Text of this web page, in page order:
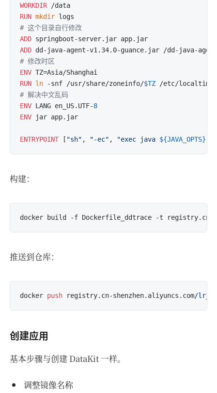
WORKDIR /data
RUN mkdir logs
# 这个目录自行修改
ADD springboot-server.jar app.jar
ADD dd-java-agent-v1.34.0-guance.jar /dd-java-
# 修改时区
ENV
RUN ln -snf /usr/share/zoneinfo/$TZ /etc/localtime
# 解决中文乱码
ENV LANG en_US.UTF-8
ENV jar app.jar
ENTRYPOINT [ "sh" , "-ec" , "exec java ${JAVA_OPTS}
构建：
docker build -f Dockerfile_ddtrace -t registry.cn-
推送到仓库：
docker push registry.cn-shenzhen.aliyuncs.com/
创建应用
基本步骤与创建 DataKit 一样。
调整镜像名称